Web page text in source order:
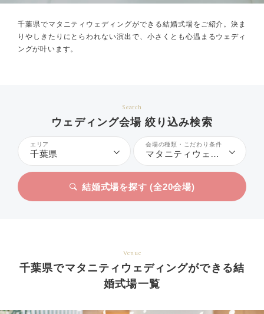
千葉県でマタニティウェディングができる結婚式場をご紹介。決ま
りやしきたりにとらわれない演出で、小さくとも心温まるウェディ
ングが叶います。
Search
ウェディング会場 絞り込み検索
エリア
千葉県
会場の種類・こだわり条件
マタニティウェディング
結婚式場を探す (全20会場)
Venue
千葉県でマタニティウェディングができる結
婚式場一覧